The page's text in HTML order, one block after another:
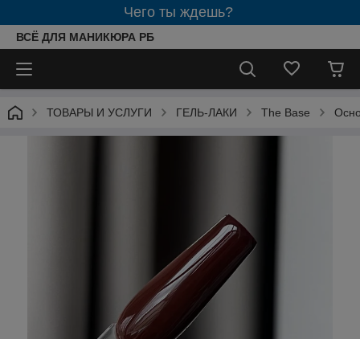
Чего ты ждешь?
ВСЁ ДЛЯ МАНИКЮРА РБ
ТОВАРЫ И УСЛУГИ ГЕЛЬ-ЛАКИ The Base